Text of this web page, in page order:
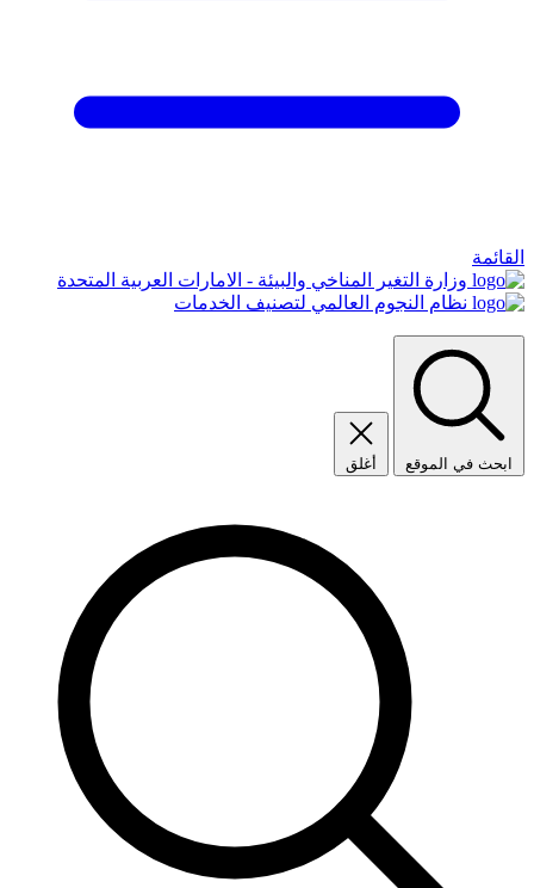
القائمة
وزارة التغير المناخي والبيئة - الامارات العربية المتحدة
نظام النجوم العالمي لتصنيف الخدمات
ابحث في الموقع أغلق